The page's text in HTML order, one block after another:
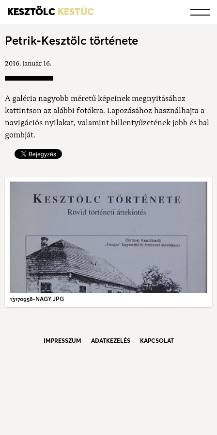
KESZTÖLC KESTÚC
Petrik-Kesztölc története
2016. január 16.
A galéria nagyobb méretű képeinek megnyitásához
kattintson az alábbi fotókra. Lapozásához használhajta a
navigációs nyilakat, valamint billentyűzetének jobb és bal
gombját.
13170958-NAGY.JPG
IMPRESSZUM ADATKEZELÉS KAPCSOLAT